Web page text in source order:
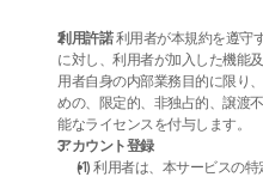
利用許諾 利用者が本規約を遵守
に対し、利用者が加入した機能
用者自身の内部業務目的に限り
めの、限定的、非独占的、譲渡
能なライセンスを付与します。
アカウント登録
(1) 利用者は、本サービスの